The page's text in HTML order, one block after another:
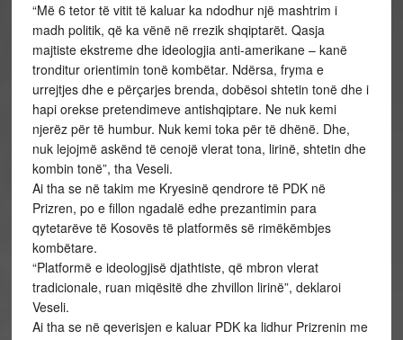
“Më 6 tetor të vitit të kaluar ka ndodhur një mashtrim i
madh politik, që ka vënë në rrezik shqiptarët. Qasja
majtiste ekstreme dhe ideologjia anti-amerikane – kanë
tronditur orientimin tonë kombëtar. Ndërsa, fryma e
urrejtjes dhe e përçarjes brenda, dobësoi shtetin tonë dhe i
hapi orekse pretendimeve antishqiptare. Ne nuk kemi
njerëz për të humbur. Nuk kemi toka për të dhënë. Dhe,
nuk lejojmë askënd të cenojë vlerat tona, lirinë, shtetin dhe
kombin tonë”, tha Veseli.
Ai tha se në takim me Kryesinë qendrore të PDK në
Prizren, po e fillon ngadalë edhe prezantimin para
qytetarëve të Kosovës të platformës së rimëkëmbjes
kombëtare.
“Platformë e ideologjisë djathtiste, që mbron vlerat
tradicionale, ruan miqësitë dhe zhvillon lirinë”, deklaroi
Veseli.
Ai tha se në qeverisjen e kaluar PDK ka lidhur Prizrenin me